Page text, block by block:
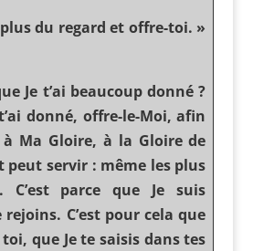
du regard et offre-toi. »
Je t’ai beaucoup donné ?
donné, offre-le-Moi, afin
Ma Gloire, à la Gloire de
peut servir : même les plus
C’est parce que Je suis
rejoins. C’est pour cela que
que Je te saisis dans tes